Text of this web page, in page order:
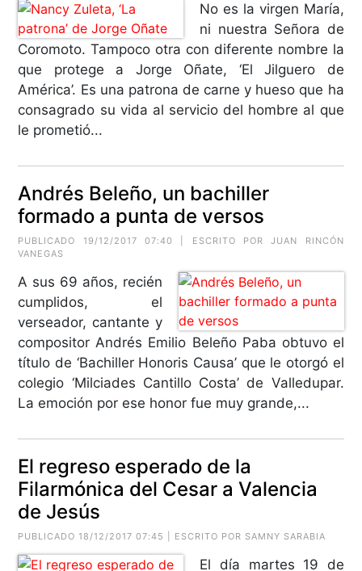
No es la virgen María,
ni nuestra Señora de
Coromoto. Tampoco otra con diferente nombre la
que protege a Jorge Oñate, ‘El Jilguero de
América’. Es una patrona de carne y hueso que ha
consagrado su vida al servicio del hombre al que
le prometió...
Andrés Beleño, un bachiller
formado a punta de versos
PUBLICADO 19/12/2017 07:40 | ESCRITO PORJUAN RINCÓN
VANEGAS
A sus 69 años, recién
cumplidos, el
verseador, cantante y
compositor Andrés Emilio Beleño Paba obtuvo el
título de ‘Bachiller Honoris Causa’ que le otorgó el
colegio ‘Milciades Cantillo Costa’ de Valledupar.
La emoción por ese honor fue muy grande,...
El regreso esperado de la
Filarmónica del Cesar a Valencia
de Jesús
PUBLICADO 18/12/2017 07:45 | ESCRITO POR SAMNY SARABIA
El día martes 19 de